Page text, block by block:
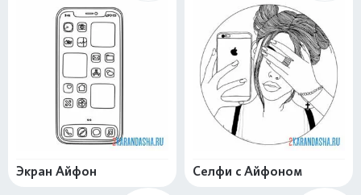
Экран Айфон Селфи с Айфоном